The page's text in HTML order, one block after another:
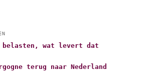
belasten, wat levert dat
terug naar Nederland